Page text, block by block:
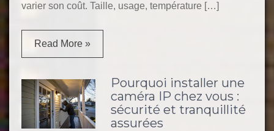
varier son coût. Taille, usage, température […]
Read More »
Pourquoi installer une
caméra IP chez vous :
sécurité et tranquillité
assurées